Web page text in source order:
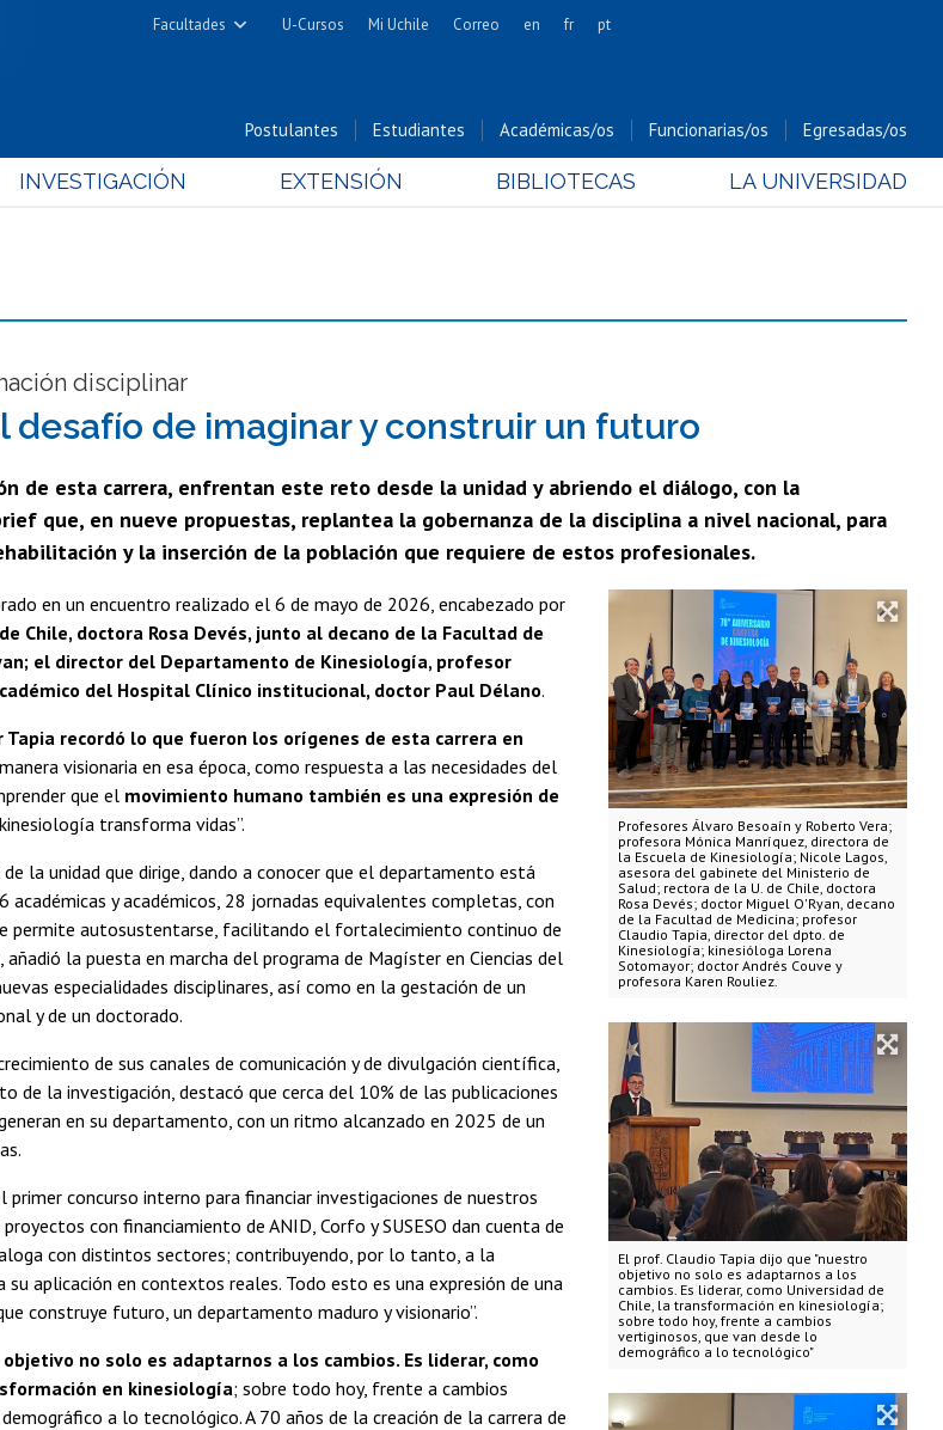
Facultades
Cs. Físicas y Matemáticas
Cs. Forestales y Conservación
Cs. Químicas y Farmacéuticas
Cs. Sociales
Estudios Avanzados en Educación
Nutrición y Tecnología de
Alimentos
Bachillerato
U-Cursos Mi Uchile Correo en fr pt
Postulantes Estudiantes Académicas/os Funcionarias/os Egresadas/os
INVESTIGACIÓN EXTENSIÓN BIBLIOTECAS LA UNIVERSIDAD
disciplinar
desafío de imaginar y construir un futuro
de esta carrera, enfrentan este reto desde la unidad y abriendo el diálogo, con la
que, en nueve propuestas, replantea la gobernanza de la disciplina a nivel nacional, para
y la inserción de la población que requiere de estos profesionales.
Profesores Álvaro Besoaín y Roberto Vera;
profesora Mónica Manríquez, directora de
la Escuela de Kinesiología; Nicole Lagos,
asesora del gabinete del Ministerio de
Salud; rectora de la U. de Chile, doctora
Rosa Devés; doctor Miguel O'Ryan, decano
de la Facultad de Medicina; profesor
Claudio Tapia, director del dpto. de
Kinesiología; kinesióloga Lorena
Sotomayor; doctor Andrés Couve y
profesora Karen Rouliez.
El prof. Claudio Tapia dijo que "nuestro
objetivo no solo es adaptarnos a los
cambios. Es liderar, como Universidad de
Chile, la transformación en kinesiología;
sobre todo hoy, frente a cambios
vertiginosos, que van desde lo
demográfico a lo tecnológico"
en un encuentro realizado el 6 de mayo de 2026, encabezado por
Chile, doctora Rosa Devés, junto al decano de la Facultad de
el director del Departamento de Kinesiología, profesor
del Hospital Clínico institucional, doctor Paul Délano.
recordó lo que fueron los orígenes de esta carrera en
manera visionaria en esa época, como respuesta a las necesidades del
que el movimiento humano también es una expresión de
transforma vidas”.
la unidad que dirige, dando a conocer que el departamento está
académicas y académicos, 28 jornadas equivalentes completas, con
permite autosustentarse, facilitando el fortalecimiento continuo de
la puesta en marcha del programa de Magíster en Ciencias del
especialidades disciplinares, así como en la gestación de un
y de un doctorado.
de sus canales de comunicación y de divulgación científica,
de la investigación, destacó que cerca del 10% de las publicaciones
en su departamento, con un ritmo alcanzado en 2025 de un
primer concurso interno para financiar investigaciones de nuestros
con financiamiento de ANID, Corfo y SUSESO dan cuenta de
con distintos sectores; contribuyendo, por lo tanto, a la
su aplicación en contextos reales. Todo esto es una expresión de una
construye futuro, un departamento maduro y visionario”.
no solo es adaptarnos a los cambios. Es liderar, como
en kinesiología; sobre todo hoy, frente a cambios
a lo tecnológico. A 70 años de la creación de la carrera de